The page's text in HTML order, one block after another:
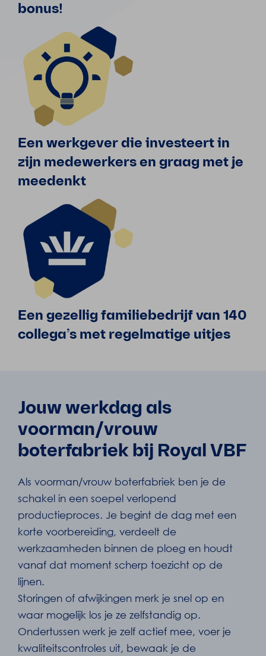
bonus!
Een werkgever die investeert in
zijn medewerkers en graag met je
meedenkt
Een gezellig familiebedrijf van 140
collega’s met regelmatige uitjes
Jouw werkdag als
voorman/vrouw
boterfabriek bij Royal VBF
Als voorman/vrouw boterfabriek ben je de
schakel in een soepel verlopend
productieproces. Je begint de dag met een
korte voorbereiding, verdeelt de
werkzaamheden binnen de ploeg en houdt
vanaf dat moment scherp toezicht op de
lijnen.
Storingen of afwijkingen merk je snel op en
waar mogelijk los je ze zelfstandig op.
Ondertussen werk je zelf actief mee, voer je
kwaliteitscontroles uit, bewaak je de